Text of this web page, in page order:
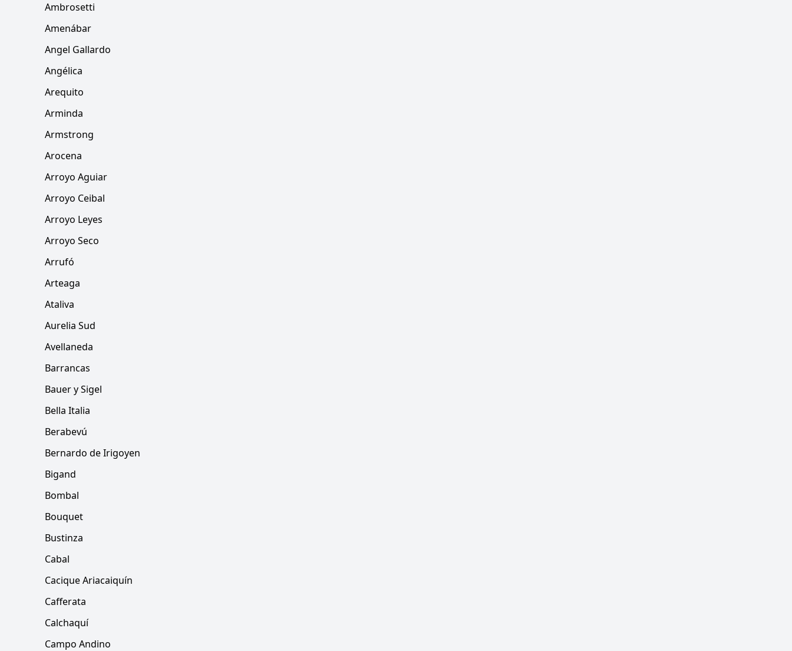
Ambrosetti
Amenábar
Angel Gallardo
Angélica
Arequito
Arminda
Armstrong
Arocena
Arroyo Aguiar
Arroyo Ceibal
Arroyo Leyes
Arroyo Seco
Arrufó
Arteaga
Ataliva
Aurelia Sud
Avellaneda
Barrancas
Bauer y Sigel
Bella Italia
Berabevú
Bernardo de Irigoyen
Bigand
Bombal
Bouquet
Bustinza
Cabal
Cacique Ariacaiquín
Cafferata
Calchaquí
Campo Andino